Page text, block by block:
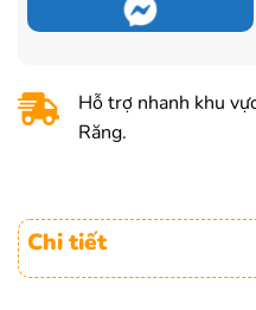
Hỗ trợ nhanh khu
Răng.
Chi tiết